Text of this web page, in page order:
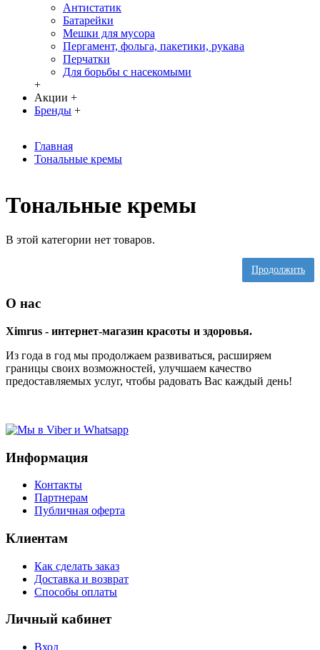
Антистатик
Батарейки
Мешки для мусора
Пергамент, фольга, пакетики, рукава
Перчатки
Для борьбы с насекомыми
+
Акции +
Бренды +
Главная
Тональные кремы
Тональные кремы
В этой категории нет товаров.
Продолжить
О нас
Ximrus - интернет-магазин красоты и здоровья.
Из года в год мы продолжаем развиваться, расширяем
границы своих возможностей, улучшаем качество
предоставляемых услуг, чтобы радовать Вас каждый день!
Информация
Контакты
Партнерам
Публичная оферта
Клиентам
Как сделать заказ
Доставка и возврат
Способы оплаты
Личный кабинет
Вход